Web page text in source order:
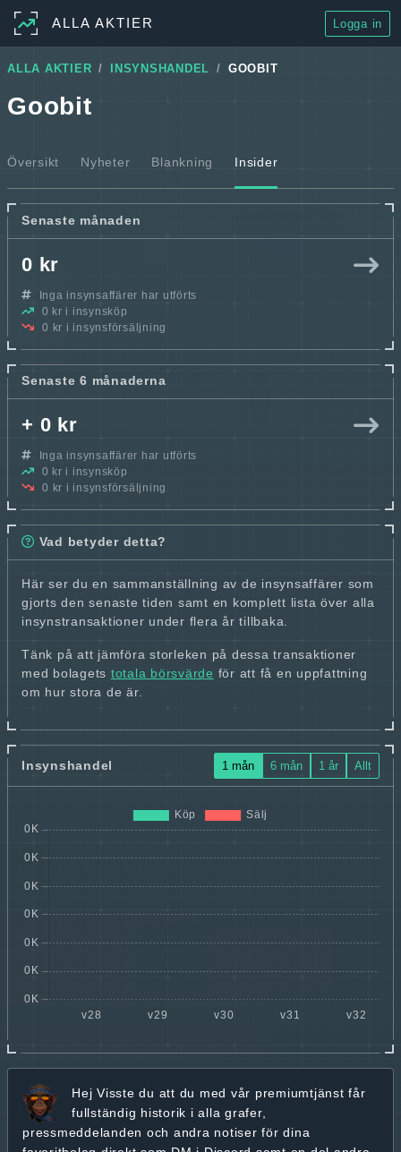
ALLA AKTIER Logga in
ALLA AKTIER INSYNSHANDEL GOOBIT
Goobit
Översikt Nyheter Blankning Insider
Senaste månaden
0 kr
Inga insynsaffärer har utförts
0 kr i insynsköp
0 kr i insynsförsäljning
Senaste 6 månaderna
+ 0 kr
Inga insynsaffärer har utförts
0 kr i insynsköp
0 kr i insynsförsäljning
Vad betyder detta?
Här ser du en sammanställning av de insynsaffärer som
gjorts den senaste tiden samt en komplett lista över alla
insynstransaktioner under flera år tillbaka.
Tänk på att jämföra storleken på dessa transaktioner
med bolagets totala börsvärde för att få en uppfattning
om hur stora de är.
Insynshandel 1 mån 6 mån 1 år Allt
Hej Visste du att du med vår premiumtjänst får
fullständig historik i alla grafer,
pressmeddelanden och andra notiser för dina